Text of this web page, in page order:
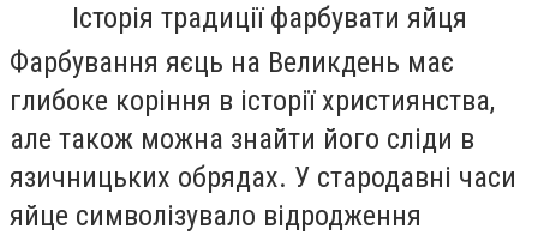
Історія традиції фарбувати яйця
Фарбування яєць на Великдень має
глибоке коріння в історії християнства,
але також можна знайти його сліди в
язичницьких обрядах. У стародавні часи
яйце символізувало відродження